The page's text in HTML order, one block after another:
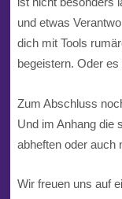
und etwas
dich mit Tools
begeistern. Oder
Zum Abschluss
Und im Anhang die
abheften oder auch
Wir freuen uns auf